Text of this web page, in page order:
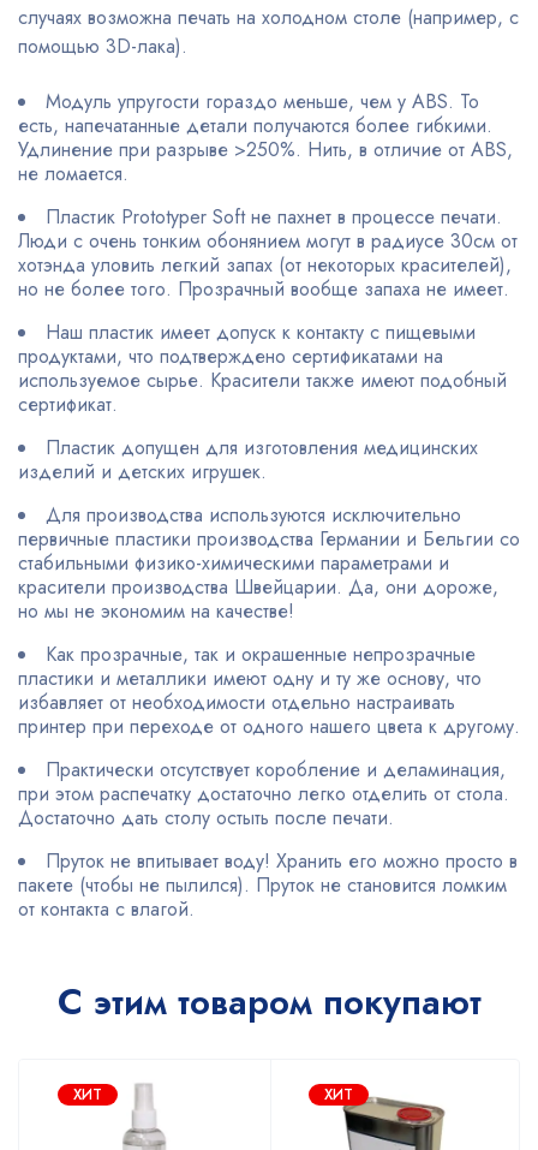
случаях возможна печать на холодном столе (например, с
помощью 3D-лака).
Модуль упругости гораздо меньше, чем у ABS. То
есть, напечатанные детали получаются более гибкими.
Удлинение при разрыве >250%. Нить, в отличие от ABS,
не ломается.
Пластик Prototyper Soft не пахнет в процессе печати.
Люди с очень тонким обонянием могут в радиусе 30см от
хотэнда уловить легкий запах (от некоторых красителей),
но не более того. Прозрачный вообще запаха не имеет.
Наш пластик имеет допуск к контакту с пищевыми
продуктами, что подтверждено сертификатами на
используемое сырье. Красители также имеют подобный
сертификат.
Пластик допущен для изготовления медицинских
изделий и детских игрушек.
Для производства используются исключительно
первичные пластики производства Германии и Бельгии со
стабильными физико-химическими параметрами и
красители производства Швейцарии. Да, они дороже,
но мы не экономим на качестве!
Как прозрачные, так и окрашенные непрозрачные
пластики и металлики имеют одну и ту же основу, что
избавляет от необходимости отдельно настраивать
принтер при переходе от одного нашего цвета к другому.
Практически отсутствует коробление и деламинация,
при этом распечатку достаточно легко отделить от стола.
Достаточно дать столу остыть после печати.
Пруток не впитывает воду! Хранить его можно просто в
пакете (чтобы не пылился). Пруток не становится ломким
от контакта с влагой.
С этим товаром покупают
ХИТ ХИТ